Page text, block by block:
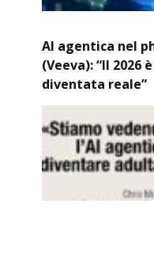
AI agentica nel
(Veeva): “Il 2026
diventata reale”